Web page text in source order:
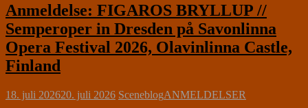
Anmeldelse: FIGAROS BRYLLUP //
Semperoper in Dresden på Savonlinna
Opera Festival 2026, Olavinlinna Castle,
Finland
18. juli 202620. juli 2026 SceneblogANMELDELSER